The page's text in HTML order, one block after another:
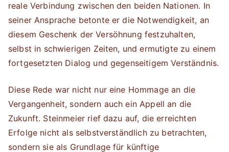
reale Verbindung zwischen den beiden Nationen. In
seiner Ansprache betonte er die Notwendigkeit, an
diesem Geschenk der Versöhnung festzuhalten,
selbst in schwierigen Zeiten, und ermutigte zu einem
fortgesetzten Dialog und gegenseitigem Verständnis.
Diese Rede war nicht nur eine Hommage an die
Vergangenheit, sondern auch ein Appell an die
Zukunft. Steinmeier rief dazu auf, die erreichten
Erfolge nicht als selbstverständlich zu betrachten,
sondern sie als Grundlage für künftige